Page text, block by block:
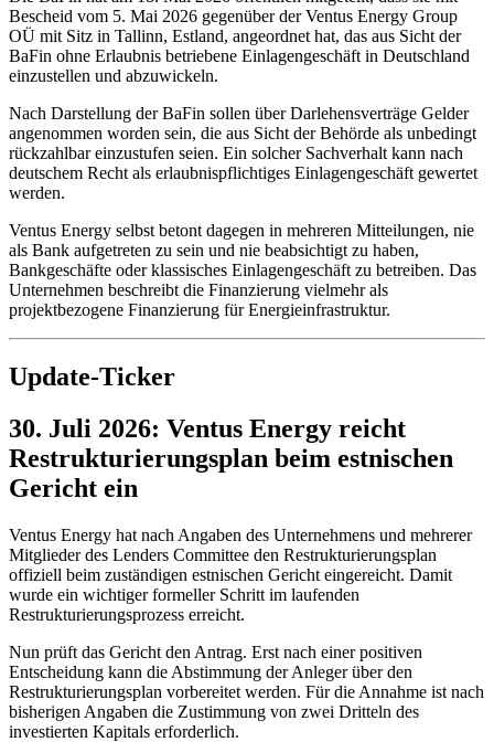
Bescheid vom 5. Mai 2026 gegenüber der Ventus Energy Group
OÜ mit Sitz in Tallinn, Estland, angeordnet hat, das aus Sicht der
BaFin ohne Erlaubnis betriebene Einlagengeschäft in Deutschland
einzustellen und abzuwickeln.
Nach Darstellung der BaFin sollen über Darlehensverträge Gelder
angenommen worden sein, die aus Sicht der Behörde als unbedingt
rückzahlbar einzustufen seien. Ein solcher Sachverhalt kann nach
deutschem Recht als erlaubnispflichtiges Einlagengeschäft gewertet
werden.
Ventus Energy selbst betont dagegen in mehreren Mitteilungen, nie
als Bank aufgetreten zu sein und nie beabsichtigt zu haben,
Bankgeschäfte oder klassisches Einlagengeschäft zu betreiben. Das
Unternehmen beschreibt die Finanzierung vielmehr als
projektbezogene Finanzierung für Energieinfrastruktur.
Update-Ticker
30. Juli 2026: Ventus Energy reicht
Restrukturierungsplan beim estnischen
Gericht ein
Ventus Energy hat nach Angaben des Unternehmens und mehrerer
Mitglieder des Lenders Committee den Restrukturierungsplan
offiziell beim zuständigen estnischen Gericht eingereicht. Damit
wurde ein wichtiger formeller Schritt im laufenden
Restrukturierungsprozess erreicht.
Nun prüft das Gericht den Antrag. Erst nach einer positiven
Entscheidung kann die Abstimmung der Anleger über den
Restrukturierungsplan vorbereitet werden. Für die Annahme ist nach
bisherigen Angaben die Zustimmung von zwei Dritteln des
investierten Kapitals erforderlich.